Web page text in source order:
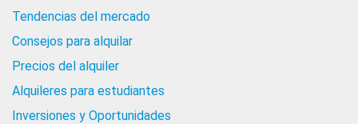
Tendencias del mercado
Consejos para alquilar
Precios del alquiler
Alquileres para estudiantes
Inversiones y Oportunidades